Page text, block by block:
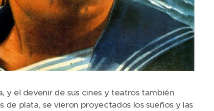
y el devenir de sus cines y teatros también
de plata, se vieron proyectados los sueños y las